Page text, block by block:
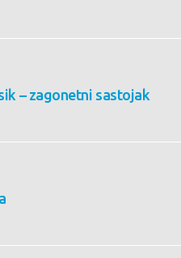
– zagonetni sastojak